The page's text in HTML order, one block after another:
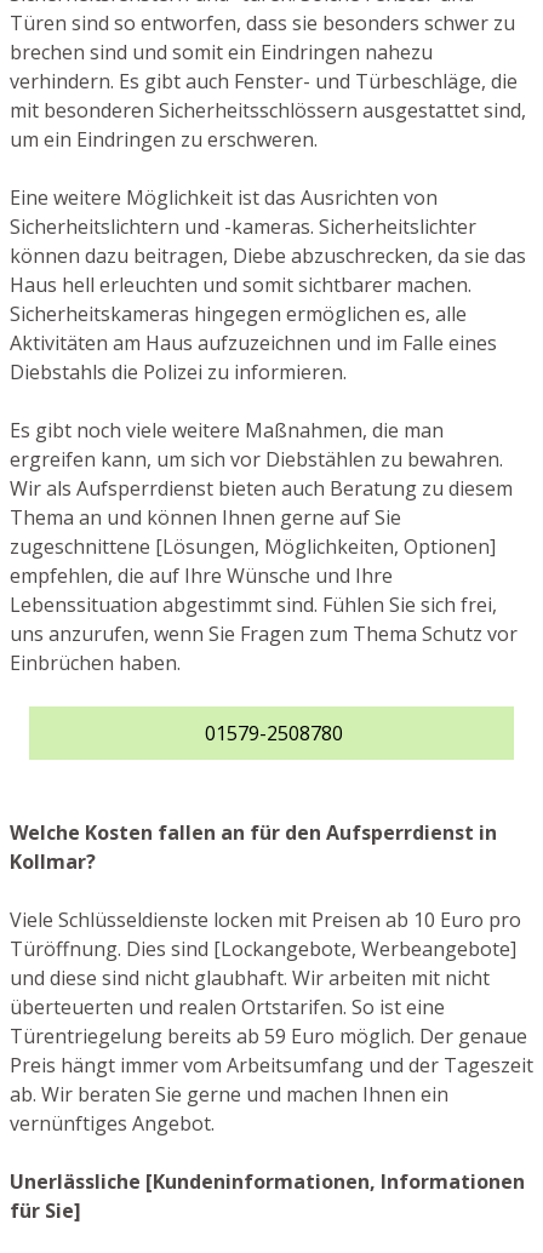
Türen sind so entworfen, dass sie besonders schwer zu
brechen sind und somit ein Eindringen nahezu
verhindern. Es gibt auch Fenster- und Türbeschläge, die
mit besonderen Sicherheitsschlössern ausgestattet sind,
um ein Eindringen zu erschweren.
Eine weitere Möglichkeit ist das Ausrichten von
Sicherheitslichtern und -kameras. Sicherheitslichter
können dazu beitragen, Diebe abzuschrecken, da sie das
Haus hell erleuchten und somit sichtbarer machen.
Sicherheitskameras hingegen ermöglichen es, alle
Aktivitäten am Haus aufzuzeichnen und im Falle eines
Diebstahls die Polizei zu informieren.
Es gibt noch viele weitere Maßnahmen, die man
ergreifen kann, um sich vor Diebstählen zu bewahren.
Wir als Aufsperrdienst bieten auch Beratung zu diesem
Thema an und können Ihnen gerne auf Sie
zugeschnittene [Lösungen, Möglichkeiten, Optionen]
empfehlen, die auf Ihre Wünsche und Ihre
Lebenssituation abgestimmt sind. Fühlen Sie sich frei,
uns anzurufen, wenn Sie Fragen zum Thema Schutz vor
Einbrüchen haben.
01579-2508780
Welche Kosten fallen an für den Aufsperrdienst in
Kollmar?
Viele Schlüsseldienste locken mit Preisen ab 10 Euro pro
Türöffnung. Dies sind [Lockangebote, Werbeangebote]
und diese sind nicht glaubhaft. Wir arbeiten mit nicht
überteuerten und realen Ortstarifen. So ist eine
Türentriegelung bereits ab 59 Euro möglich. Der genaue
Preis hängt immer vom Arbeitsumfang und der Tageszeit
ab. Wir beraten Sie gerne und machen Ihnen ein
vernünftiges Angebot.
Unerlässliche [Kundeninformationen, Informationen
für Sie]